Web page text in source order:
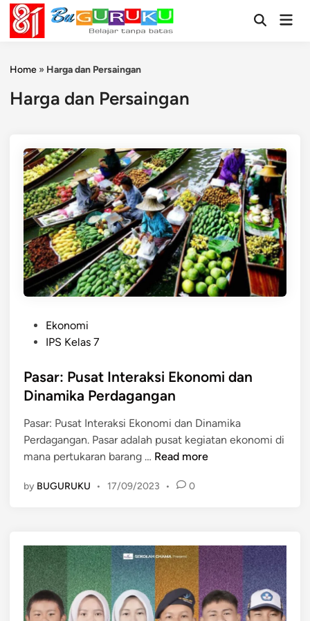
Skip
content
OpenMain
Home » Harga dan Persaingan
Harga dan Persaingan
t
e
i
n
Ekonomi
IPS Kelas 7
Pasar: Pusat Interaksi Ekonomi dan
Dinamika Perdagangan
Pasar: Pusat Interaksi Ekonomi dan Dinamika
Perdagangan. Pasar adalah pusat kegiatan ekonomi di
mana pertukaran barang … P
s
P
u
s
a
Read more
by BUGURUKU • 17/09/2023 • 0